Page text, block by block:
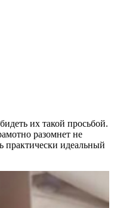
их такой просьбой.
разомнет не
практически идеальный